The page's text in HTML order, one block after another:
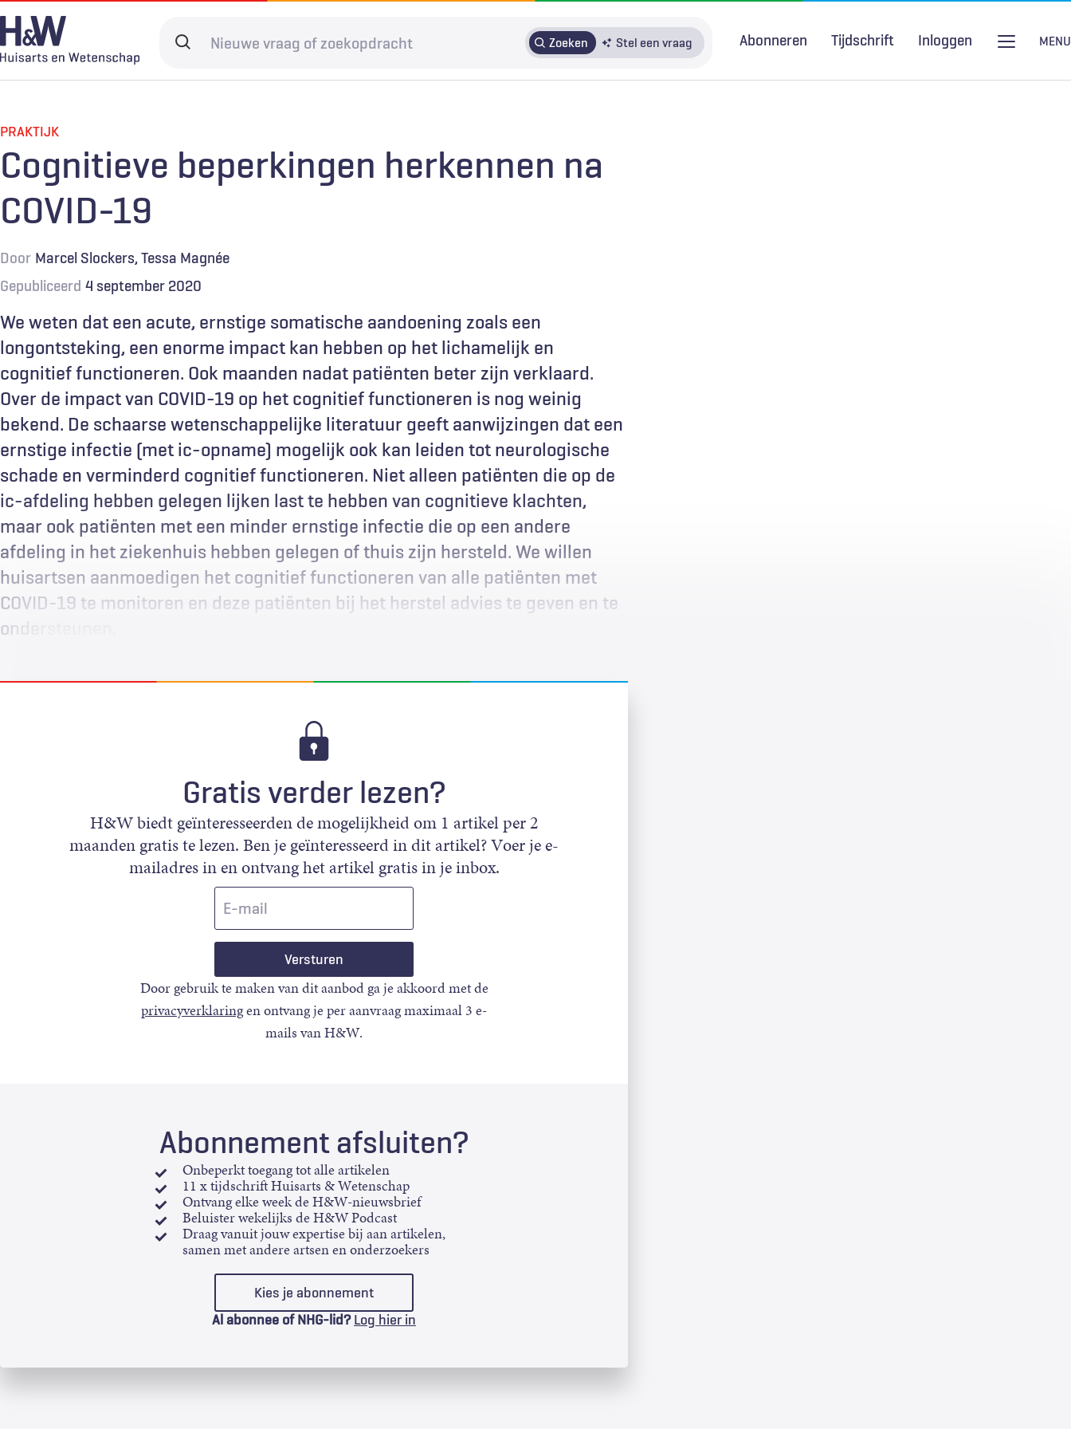
Overslaan
en
naar
gaan
Search
Zoeken Stel een vraag Abonneren Tijdschrift Inloggen MENU
Spoedzorg
Digitale zorg Levenseinde
Door in te loggen op HAweb krijgt u toegang tot de artikelen
Abonneren
PRAKTIJK
Cognitieve beperkingen herkennen na
COVID-19
Door Marcel Slockers Tessa Magnée
Gepubliceerd 4 september 2020
We weten dat een acute, ernstige somatische aandoening zoals een
longontsteking, een enorme impact kan hebben op het lichamelijk en
cognitief functioneren. Ook maanden nadat patiënten beter zijn verklaard.
Over de impact van COVID-19 op het cognitief functioneren is nog weinig
bekend. De schaarse wetenschappelijke literatuur geeft aanwijzingen dat een
ernstige infectie (met ic-opname) mogelijk ook kan leiden tot neurologische
schade en verminderd cognitief functioneren. Niet alleen patiënten die op de
ic-afdeling hebben gelegen lijken last te hebben van cognitieve klachten,
maar ook patiënten met een minder ernstige infectie die op een andere
afdeling in het ziekenhuis hebben gelegen of thuis zijn hersteld. We willen
huisartsen aanmoedigen het cognitief functioneren van alle patiënten met
COVID-19 te monitoren en deze patiënten bij het herstel advies te geven en te
ondersteunen.
Gratis verder lezen?
H&W biedt geïnteresseerden de mogelijkheid om 1 artikel per 2
maanden gratis te lezen. Ben je geïnteresseerd in dit artikel? Voer je e-
mailadres in en ontvang het artikel gratis in je inbox.
Door gebruik te maken van dit aanbod ga je akkoord met de
privacyverklaringen ontvang je per aanvraag maximaal 3 e-
mails van H&W.
Abonnement afsluiten?
Onbeperkt toegang tot alle artikelen
11 x tijdschrift Huisarts & Wetenschap
Ontvang elke week de H&W-nieuwsbrief
Beluister wekelijks de H&W Podcast
Draag vanuit jouw expertise bij aan artikelen,
samen met andere artsen en onderzoekers
Kies je abonnement
Al abonnee of NHG-lid? Log hier in